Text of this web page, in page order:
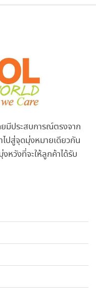
มีประสบการณ์ตรงจาก
ไปสู่จุดมุ่งหมายเดียวกัน
หวังที่จะให้ลูกค้าได้รับ